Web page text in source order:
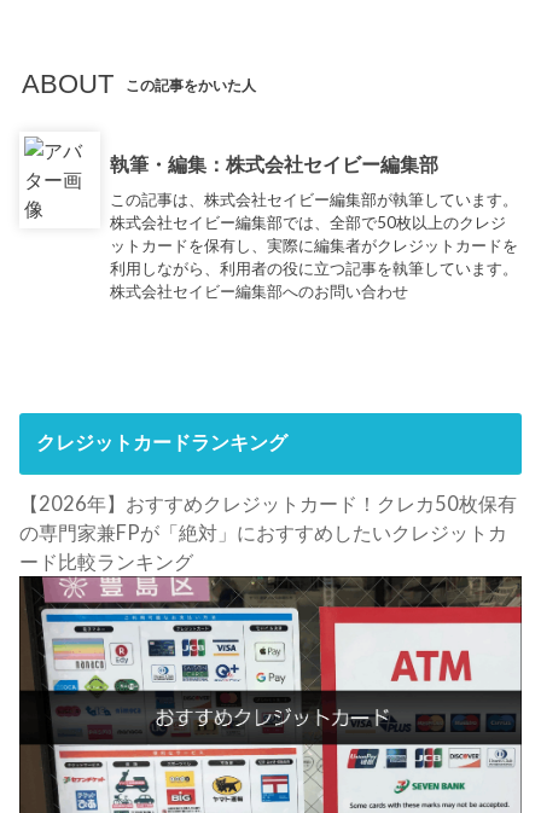
ABOUT この記事をかいた人
執筆・編集：株式会社セイビー編集部
この記事は、株式会社セイビー編集部が執筆しています。
株式会社セイビー編集部では、全部で50枚以上のクレジ
ットカードを保有し、実際に編集者がクレジットカードを
利用しながら、利用者の役に立つ記事を執筆しています。
株式会社セイビー編集部へのお問い合わせ
クレジットカードランキング
【2026年】おすすめクレジットカード！クレカ50枚保有
の専門家兼FPが「絶対」におすすめしたいクレジットカ
ード比較ランキング